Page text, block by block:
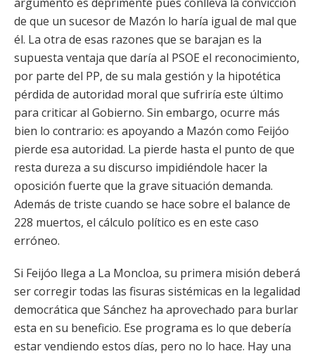
de que un sucesor de Mazón lo haría igual de mal que
él. La otra de esas razones que se barajan es la
supuesta ventaja que daría al PSOE el reconocimiento,
por parte del PP, de su mala gestión y la hipotética
pérdida de autoridad moral que sufriría este último
para criticar al Gobierno. Sin embargo, ocurre más
bien lo contrario: es apoyando a Mazón como Feijóo
pierde esa autoridad. La pierde hasta el punto de que
resta dureza a su discurso impidiéndole hacer la
oposición fuerte que la grave situación demanda.
Además de triste cuando se hace sobre el balance de
228 muertos, el cálculo político es en este caso
erróneo.
Si Feijóo llega a La Moncloa, su primera misión deberá
ser corregir todas las fisuras sistémicas en la legalidad
democrática que Sánchez ha aprovechado para burlar
esta en su beneficio. Ese programa es lo que debería
estar vendiendo estos días, pero no lo hace. Hay una